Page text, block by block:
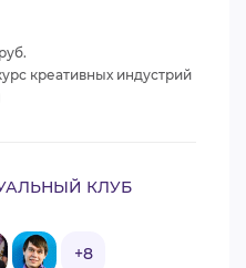
креативных индустрий
КЛУБ
+8